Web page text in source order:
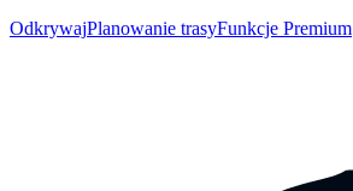
OdkrywajPlanowanie trasyFunkcje Premium